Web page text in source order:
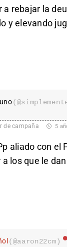
a rebajar la
y elevando
de campaña 5
aliado con el
los que le
(@aaron22cm)